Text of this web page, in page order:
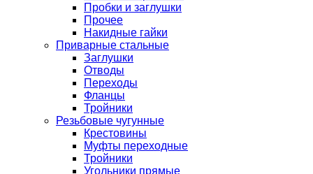
Пробки и заглушки
Прочее
Накидные гайки
Приварные стальные
Заглушки
Отводы
Переходы
Фланцы
Тройники
Резьбовые чугунные
Крестовины
Муфты переходные
Тройники
Угольники прямые